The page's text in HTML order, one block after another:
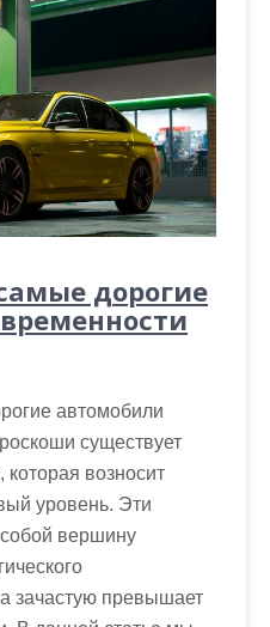
дорогие
автомобили
существует
которая возносит
уровень. Эти
вершину
зачастую превышает